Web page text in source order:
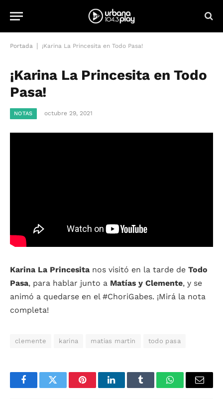
Portada ¡Karina La Princesita en Todo Pasa!
¡Karina La Princesita en Todo
Pasa!
NOTAS octubre 29, 2021
Karina La Princesita nos visitó en la tarde de Todo
Pasa, para hablar junto a Matías y Clemente, y se
animó a quedarse en el #ChoriGabes. ¡Mirá la nota
completa!
clemente karina matias martin todo pasa
FacebookTwitter PinterestLinkedInTumblr WhatsAppEmail